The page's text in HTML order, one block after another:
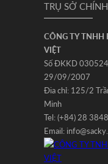
TRỤ SỞ CHÍNH
CÔNG TY TNHH
VIỆT
Số ĐKKD
29/09/2007
Đia chỉ: 125/2
Minh
Tel: (+84) 28
Email: